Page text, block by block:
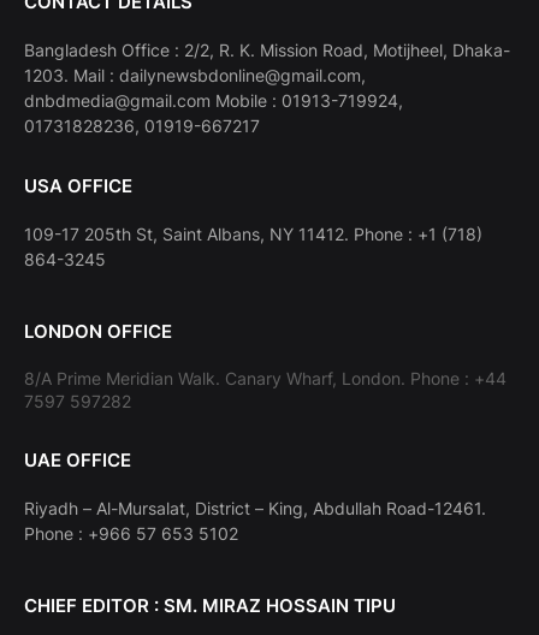
Bangladesh Office : 2/2, R. K. Mission Road, Motijheel, Dhaka-
1203. Mail : dailynewsbdonline@gmail.com,
dnbdmedia@gmail.com Mobile : 01913-719924,
01731828236, 01919-667217
USA OFFICE
109-17 205th St, Saint Albans, NY 11412. Phone : +1 (718)
864-3245
LONDON OFFICE
8/A Prime Meridian Walk. Canary Wharf, London. Phone : +44
7597 597282
UAE OFFICE
Riyadh – Al-Mursalat, District – King, Abdullah Road-12461.
Phone : +966 57 653 5102
CHIEF EDITOR : SM. MIRAZ HOSSAIN TIPU